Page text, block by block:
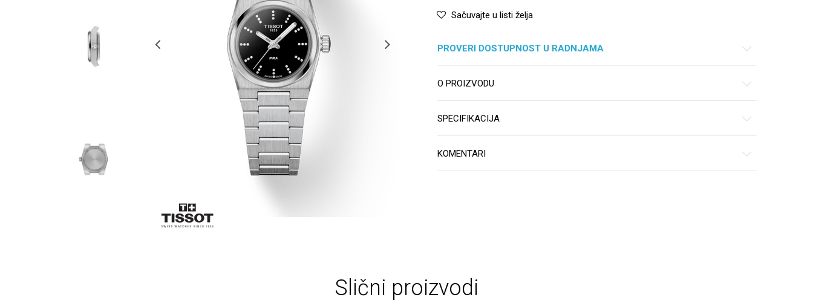
Sačuvajte u listi želja
PROVERI DOSTUPNOST U RADNJAMA
O PROIZVODU
SPECIFIKACIJA
KOMENTARI
Slični proizvodi